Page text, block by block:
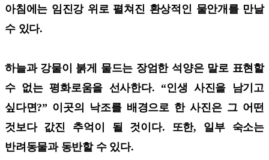
아침에는 임진강 위로 펼쳐진 환상적인 물안개를 만날
수 있다.
하늘과 강물이 붉게 물드는 장엄한 석양은 말로 표현할
수 없는 평화로움을 선사한다. “인생 사진을 남기고
싶다면?” 이곳의 낙조를 배경으로 한 사진은 그 어떤
것보다 값진 추억이 될 것이다. 또한, 일부 숙소는
반려동물과 동반할 수 있다.